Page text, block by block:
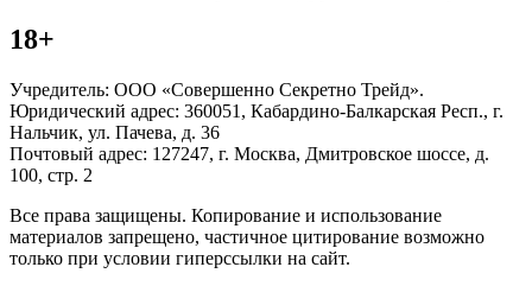
18+
Учредитель: ООО «Совершенно Секретно Трейд».
Юридический адрес: 360051, Кабардино-Балкарская Респ., г.
Нальчик, ул. Пачева, д. 36
Почтовый адрес: 127247, г. Москва, Дмитровское шоссе, д.
100, стр. 2
Все права защищены. Копирование и использование
материалов запрещено, частичное цитирование возможно
только при условии гиперссылки на сайт.